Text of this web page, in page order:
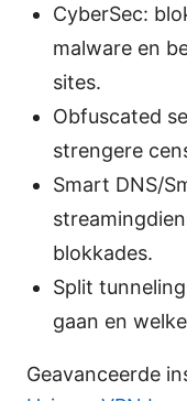
CyberSec:
malware en
sites.
Obfuscated
strengere
Smart DNS/
blokkades.
Split
gaan en
Geavanceerde